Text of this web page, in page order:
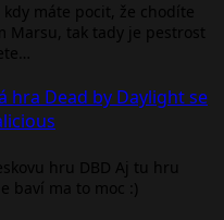
máte pocit, že chodíte
Marsu, tak tady je pestrost
hra Dead by Daylight se
hru DBD Aj tu hru
baví ma to moc :)